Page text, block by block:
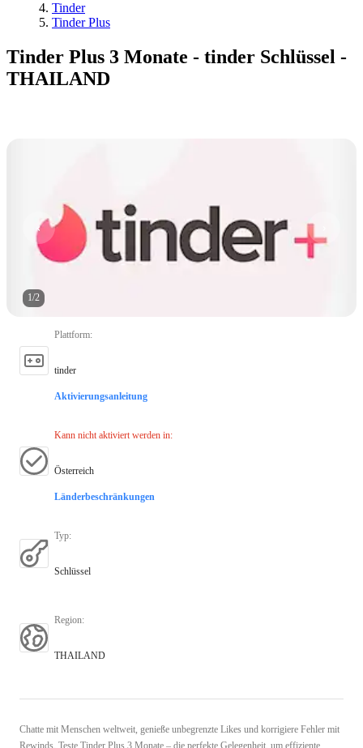
Tinder
Tinder Plus
Tinder Plus 3 Monate - tinder Schlüssel -
THAILAND
1/2
Plattform:
tinder
Aktivierungsanleitung
Kann nicht aktiviert werden in:
Österreich
Länderbeschränkungen
Typ:
Schlüssel
Region:
THAILAND
Chatte mit Menschen weltweit, genieße unbegrenzte Likes und korrigiere Fehler mit
Rewinds. Teste Tinder Plus 3 Monate – die perfekte Gelegenheit, um effiziente